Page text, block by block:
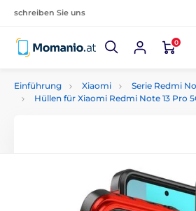
schreiben Sie uns
0
Einführung Xiaomi Serie Redmi
Hüllen für Xiaomi Redmi Note 13 Pro